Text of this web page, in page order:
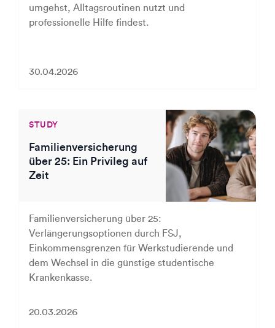
umgehst, Alltagsroutinen nutzt und
professionelle Hilfe findest.
30.04.2026
STUDY
Familienversicherung
über 25: Ein Privileg auf
Zeit
Familienversicherung über 25:
Verlängerungsoptionen durch FSJ,
Einkommensgrenzen für Werkstudierende und
dem Wechsel in die günstige studentische
Krankenkasse.
20.03.2026